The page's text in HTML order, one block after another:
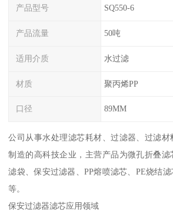
产品型号 SQ550-6
产品流量 50吨
适用介质 水过滤
材质 聚丙烯PP
口径 89MM
公司从事水处理滤芯耗材、过滤器、过滤
制造的高科技企业，主营产品为微孔折叠滤
滤袋、保安过滤器、PP熔喷滤芯、PE烧结
等。
保安过滤器滤芯应用领域